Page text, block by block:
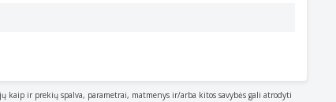
ir prekių spalva, parametrai, matmenys ir/arba kitos savybės gali atrodyti